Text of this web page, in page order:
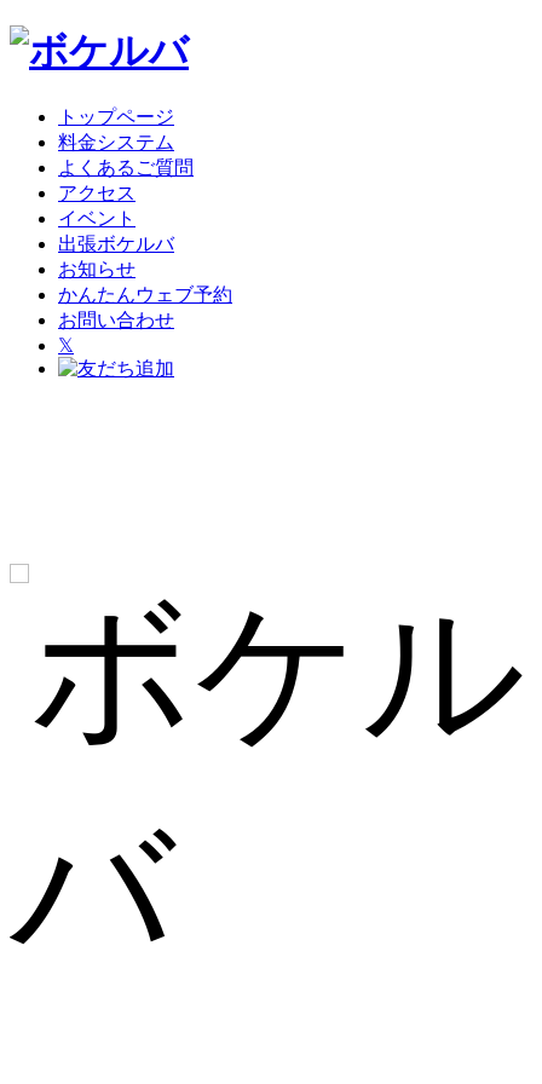
トップページ
料金システム
よくあるご質問
アクセス
イベント
出張ボケルバ
お知らせ
かんたんウェブ予約
お問い合わせ
𝕏